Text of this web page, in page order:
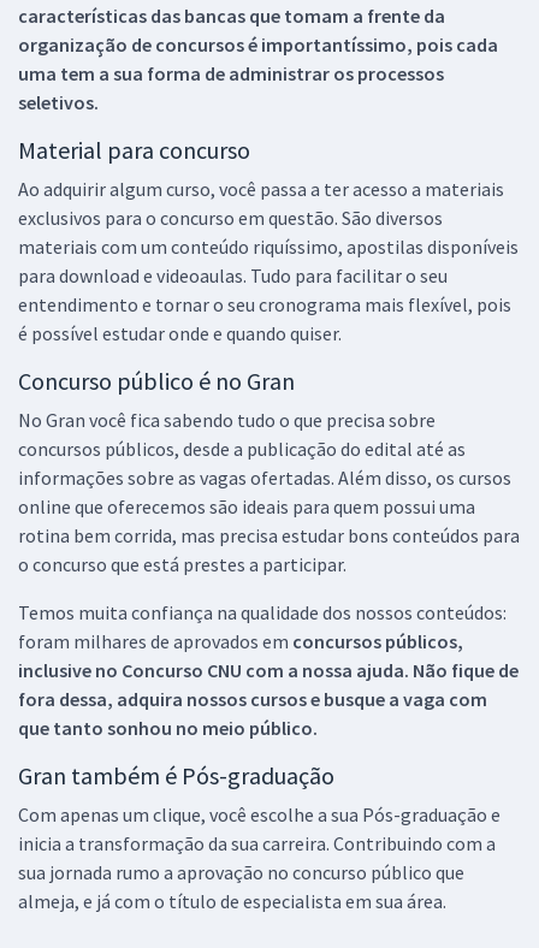
características das bancas que tomam a frente da
organização de concursos é importantíssimo, pois cada
uma tem a sua forma de administrar os processos
seletivos.
Material para concurso
Ao adquirir algum curso, você passa a ter acesso a materiais
exclusivos para o concurso em questão. São diversos
materiais com um conteúdo riquíssimo, apostilas disponíveis
para download e videoaulas. Tudo para facilitar o seu
entendimento e tornar o seu cronograma mais flexível, pois
é possível estudar onde e quando quiser.
Concurso público é no Gran
No Gran você fica sabendo tudo o que precisa sobre
concursos públicos, desde a publicação do edital até as
informações sobre as vagas ofertadas. Além disso, os cursos
online que oferecemos são ideais para quem possui uma
rotina bem corrida, mas precisa estudar bons conteúdos para
o concurso que está prestes a participar.
Temos muita confiança na qualidade dos nossos conteúdos:
foram milhares de aprovados em concursos públicos,
inclusive no Concurso CNU com a nossa ajuda. Não fique de
fora dessa, adquira nossos cursos e busque a vaga com
que tanto sonhou no meio público.
Gran também é Pós-graduação
Com apenas um clique, você escolhe a sua Pós-graduação e
inicia a transformação da sua carreira. Contribuindo com a
sua jornada rumo a aprovação no concurso público que
almeja, e já com o título de especialista em sua área.